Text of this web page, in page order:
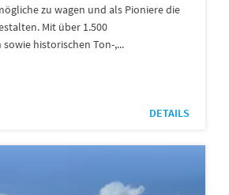
zu wagen und als Pioniere die
Mit über 1.500
historischen Ton-,...
DETAILS